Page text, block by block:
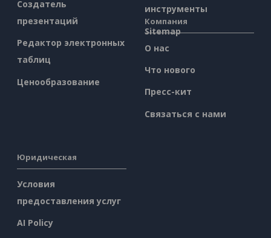
Создатель
презентаций
Редактор электронных
таблиц
Ценообразование
инструменты
Sitemap
Компания
О нас
Что нового
Пресс-кит
Связаться с нами
Юридическая
Условия
предоставления услуг
AI Policy